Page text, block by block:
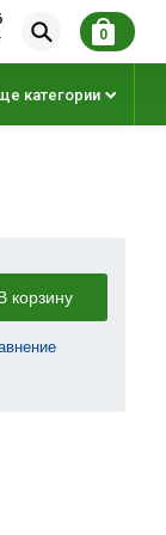
0
категории
корзину